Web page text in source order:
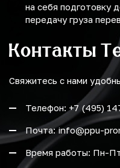
на себя подготовку
передачу груза
Контакты
Свяжитесь с нами
Телефон: +7 (495)
Почта: info@ppu-
Время работы: Пн-